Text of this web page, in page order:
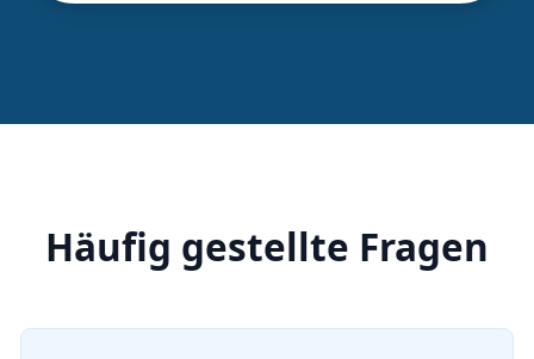
Häufig gestellte Fragen